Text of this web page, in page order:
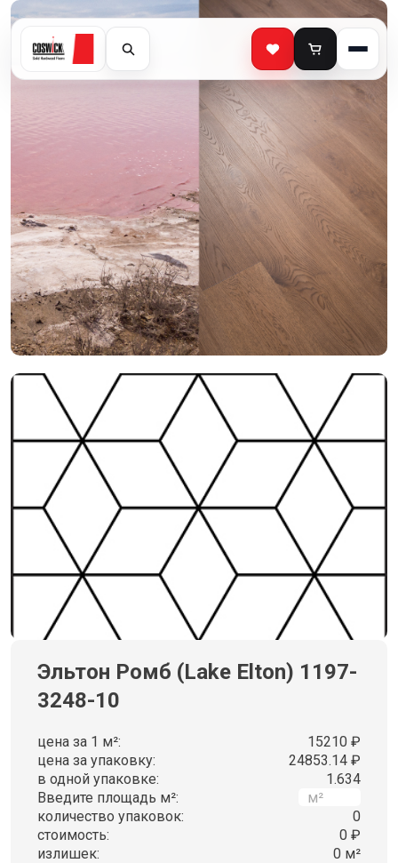
Эльтон Ромб (Lake Elton) 1197-
3248-10
цена за 1 м²:
15210 ₽
цена за упаковку:
24853.14 ₽
в одной упаковке:
1.634
Введите площадь м²:
количество упаковок:
0
стоимость:
0 ₽
излишек:
0 м²